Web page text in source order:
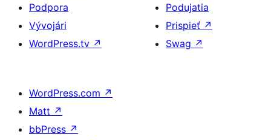
Podpora
Vývojári
WordPress.tv ↗
Podujatia
Prispieť ↗
Swag ↗
WordPress.com ↗
Matt ↗
bbPress ↗